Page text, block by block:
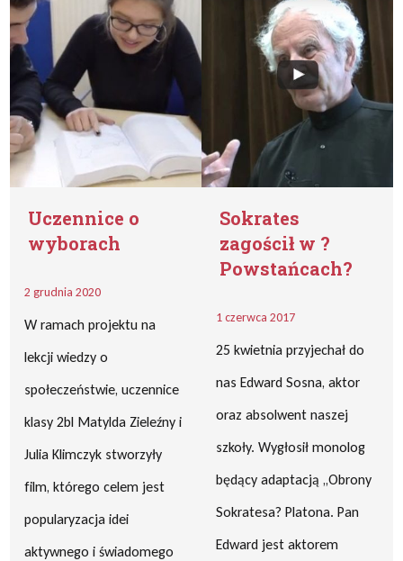
Uczennice o
wyborach
2 grudnia 2020
W ramach projektu na
lekcji wiedzy o
społeczeństwie, uczennice
klasy 2bl Matylda Zieleźny i
Julia Klimczyk stworzyły
film, którego celem jest
popularyzacja idei
aktywnego i świadomego
Sokrates
zagościł w ?
Powstańcach?
1 czerwca 2017
25 kwietnia przyjechał do
nas Edward Sosna, aktor
oraz absolwent naszej
szkoły. Wygłosił monolog
będący adaptacją ,,Obrony
Sokratesa? Platona. Pan
Edward jest aktorem